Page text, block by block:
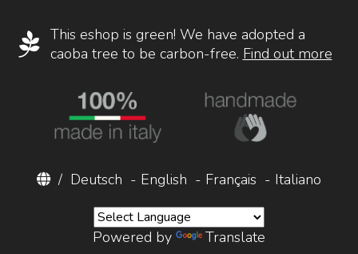
This eshop is green! We have adopted a
caoba tree to be carbon-free. Find out more
/ Deutsch - English - Français - Italiano
Powered by Translate